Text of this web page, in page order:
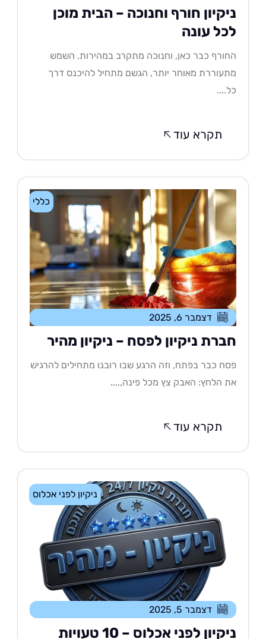
חורף וחנוכה – הבית מוכן
עונה
כבר כאן, וחנוכה מתקרב במהירות. השמש
מאוחר יותר, הגשם מתחיל להיכנס דרך
תקרא עוד
כללי
דצמבר 6, 2025
ניקיון לפסח – ניקיון מהיר
כבר בפתח, וזה הרגע שבו רובנו מתחילים להרגיש
הלחץ: האבק צץ מכל פינה,....
תקרא עוד
ניקיון לפני אכלוס
דצמבר 5, 2025
ניקיון לפני אכלוס – 10 טעויות